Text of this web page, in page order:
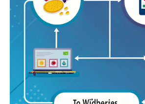
ОРГАНИЗУЕМ ПОСТАВКУ
НА ВБ И ОЗОН В 2 КЛИКА
Вы всегда можете перезвонить
нам по телефону
+7 (961) 526-25-32